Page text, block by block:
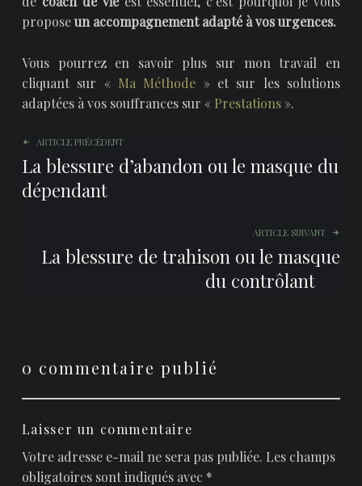
proposeun accompagnement adapté à vos urgences.
Vous pourrez en savoir plus sur mon travail en
cliquant sur « Ma Méthode » et sur les solutions
adaptées à vos souffrances sur « Prestations».
Navigation de l’article
ARTICLE PRÉCÉDENT
La blessure d’abandon ou le masque du
dépendant
ARTICLE SUIVANT
La blessure de trahison ou le masque
du contrôlant
0 commentaire publié
Laisser un commentaire
Votre adresse e-mail ne sera pas publiée. Les champs
obligatoires sont indiqués avec *